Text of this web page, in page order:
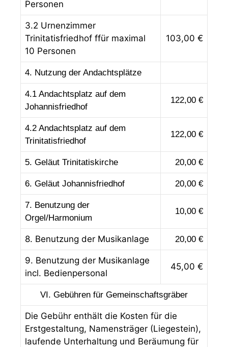
Personen
3.2 Urnenzimmer
Trinitatisfriedhof ffür maximal
10 Personen
103,00 €
4. Nutzung der Andachtsplätze
4.1 Andachtsplatz auf dem
Johannisfriedhof
122,00 €
4.2 Andachtsplatz auf dem
Trinitatisfriedhof
122,00 €
5. Geläut Trinitatiskirche 20,00 €
6. Geläut Johannisfriedhof 20,00 €
7. Benutzung der
Orgel/Harmonium
10,00 €
8. Benutzung der Musikanlage 20,00 €
9. Benutzung der Musikanlage
incl. Bedienpersonal
45,00 €
VI. Gebühren für Gemeinschaftsgräber
Die Gebühr enthält die Kosten für die
Erstgestaltung, Namensträger (Liegestein),
laufende Unterhaltung und Beräumung für